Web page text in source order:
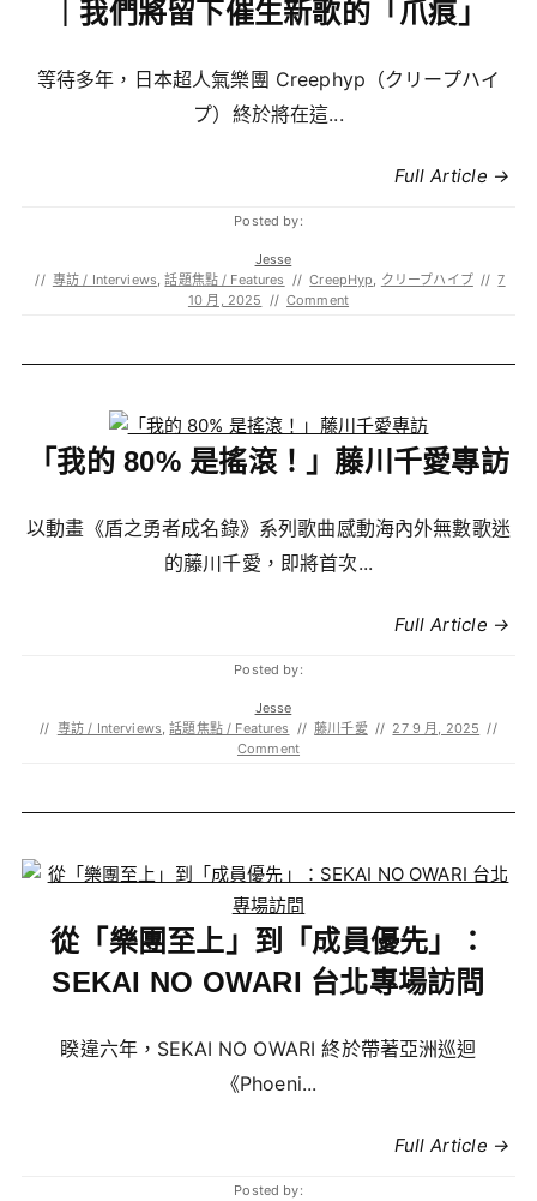
｜我們將留下催生新歌的「爪痕」
等待多年，日本超人氣樂團 Creephyp（クリープハイ
プ）終於將在這...
Full Article →
Posted by:
Jesse
// 專訪 / Interviews,話題焦點 / Features // CreepHyp, クリープハイプ // 7
10 月, 2025 // Comment
「我的 80% 是搖滾！」藤川千愛專訪
以動畫《盾之勇者成名錄》系列歌曲感動海內外無數歌迷
的藤川千愛，即將首次...
Full Article →
Posted by:
Jesse
// 專訪 / Interviews,話題焦點 / Features // 藤川千愛 // 27 9 月, 2025 //
Comment
從「樂團至上」到「成員優先」：
SEKAI NO OWARI 台北專場訪問
睽違六年，SEKAI NO OWARI 終於帶著亞洲巡迴
《Phoeni...
Full Article →
Posted by: